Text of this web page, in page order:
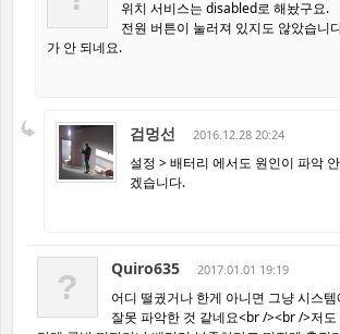
위치 서비스는 disabled로 해놨구요.
전원 버튼이 눌러져 있지도 않았습니
가 안 되네요.
검멍선 2016.12.28 20:24
설정 > 배터리 에서도 원인이 파악
겠습니다.
? Quiro635 2017.01.01 19:19
어디 떨궜거나 한게 아니면 그냥 시스
잘못 파악한 것 같네요<br /><br />저도